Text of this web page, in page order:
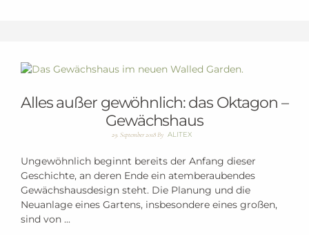
Alles außer gewöhnlich: das Oktagon –
Gewächshaus
29. September 2018By ALITEX
Ungewöhnlich beginnt bereits der Anfang dieser
Geschichte, an deren Ende ein atemberaubendes
Gewächshausdesign steht. Die Planung und die
Neuanlage eines Gartens, insbesondere eines großen,
sind von ...